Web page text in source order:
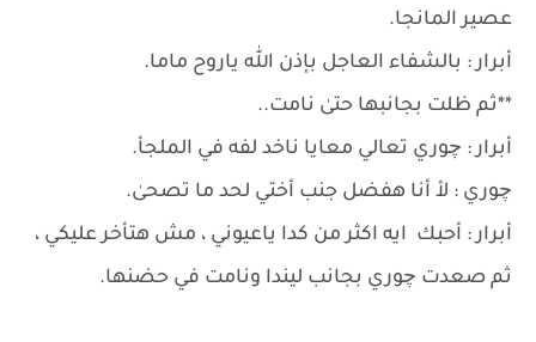
عصير المانجا.
أبرار : بالشفاء العاجل بإذن ﷲ ياروح ماما.
**ثم ظلت بجانبها حتىٰ نامت..
أبرار : چوري تعالي معايا ناخد لفه في الملجأ.
چوري : لأ أنا هفضل جنب أختي لحد ما تصحىٰ.
أبرار : أحبك ايه اكثر من كدا ياعيوني ، مش هتأخر عليكي ،
ثم صعدت چوري بجانب ليندا ونامت في حضنها.